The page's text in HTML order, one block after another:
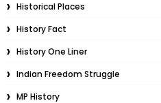
Historical Places
History Fact
History One Liner
Indian Freedom Struggle
MP History